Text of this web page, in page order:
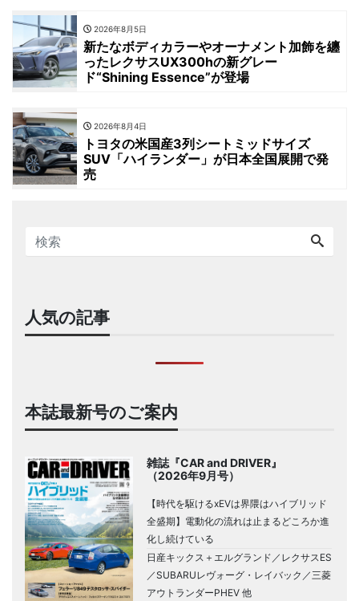
2026年8月5日
新たなボディカラーやオーナメント加飾を纏
ったレクサスUX300hの新グレー
ド“Shining Essence”が登場
2026年8月4日
トヨタの米国産3列シートミッドサイズ
SUV「ハイランダー」が日本全国展開で発
売
人気の記事
本誌最新号のご案内
雑誌『CAR and DRIVER』
（2026年9月号）
【時代を駆けるxEVは界隈はハイブリッド
全盛期】電動化の流れは止まるどころか進
化し続けている
日産キックス＋エルグランド／レクサスES
／SUBARUレヴォーグ・レイバック／三菱
アウトランダーPHEV 他